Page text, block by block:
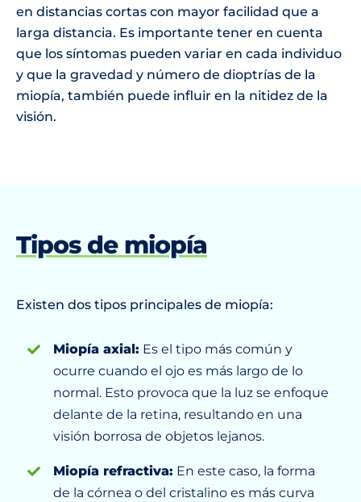
en distancias cortas con mayor facilidad que a
larga distancia. Es importante tener en cuenta
que los síntomas pueden variar en cada individuo
y que la gravedad y número de dioptrías de la
miopía, también puede influir en la nitidez de la
visión.
Tipos de miopía
Existen dos tipos principales de miopía:
Miopía axial: Es el tipo más común y
ocurre cuando el ojo es más largo de lo
normal. Esto provoca que la luz se enfoque
delante de la retina, resultando en una
visión borrosa de objetos lejanos.
Miopía refractiva: En este caso, la forma
de la córnea o del cristalino es más curva